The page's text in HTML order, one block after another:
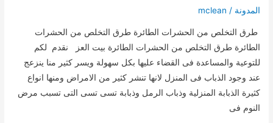
المدونة /
mclean
طرق التخلص من الحشرات الطائرة طرق التخلص من الحشرات
الطائرة طرق التخلص من الحشرات الطائرة بيت العز نقدم لكم
للتوعية والمساعدة فى القضاء عليها بكل سهولة ويسر كثير منا ينزعج
عند وجود الذباب فى المنزل لانها تنشر كثير من الامراض ومنها انواع
كثيرة الذبابة المنزلية وذباب الرمل وذبابة تسى تسى التى تسبب مرض
النوم فى